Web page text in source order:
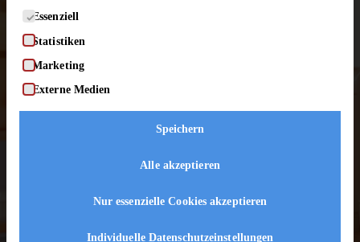
Wir haben für jeden Geschmack
und jedes Level den passenden
Tanzkurs. Auf dieser Seite findet
ihr alle Einzelkurse, Bundles und
[ivory-search id="5222" title="Default Search
Es folgt eine Liste der Service-Gruppen, für die eine
Essenziell
Statistiken
Marketing
Externe Medien
Speichern
Alle akzeptieren
Nur essenzielle Cookies akzeptieren
Individuelle Datenschutzeinstellungen